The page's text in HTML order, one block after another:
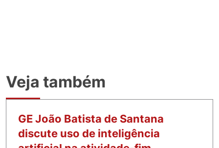
Veja também
GE João Batista de Santana
discute uso de inteligência